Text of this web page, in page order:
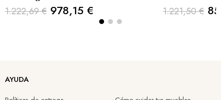
1.222,69 € 978,15 € 1.221,50 €
AYUDA